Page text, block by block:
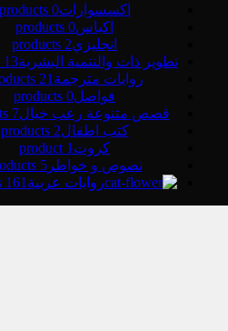
اكسسوارات0 products
اكياس0 products
انجليزي2 products
تطوير ذات والتنمية البشرية13 products
روايات مترجمة 21 products
فواصل0 products
قصص متنوعة رعب خيال7 products
كتب اطفال2 products
كروت 1 product
نصوص و خواطر5 products
روايات عربية 161 products